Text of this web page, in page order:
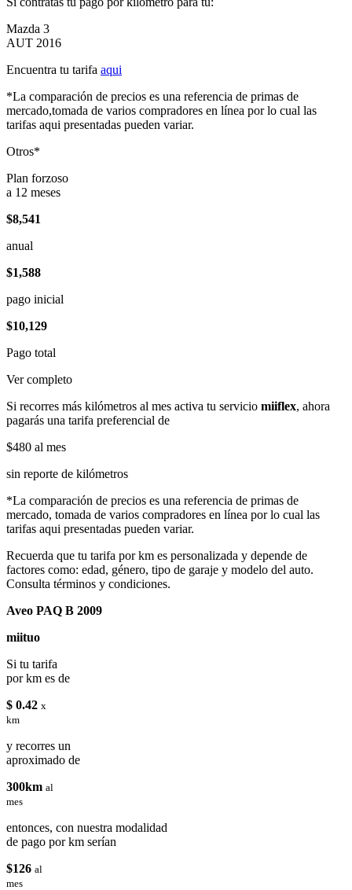
Mazda 3
AUT 2016
Encuentra tu tarifa aqui
*La comparación de precios es una referencia de primas de
mercado,tomada de varios compradores en línea por lo cual las
tarifas aqui presentadas pueden variar.
Otros*
Plan forzoso
a 12 meses
$8,541
anual
$1,588
pago inicial
$10,129
Pago total
Ver completo
Si recorres más kilómetros al mes activa tu servicio miiflex, ahora
pagarás una tarifa preferencial de
$480 al mes
sin reporte de kilómetros
*La comparación de precios es una referencia de primas de
mercado, tomada de varios compradores en línea por lo cual las
tarifas aqui presentadas pueden variar.
Recuerda que tu tarifa por km es personalizada y depende de
factores como: edad, género, tipo de garaje y modelo del auto.
Consulta términos y condiciones.
Aveo PAQ B 2009
miituo
Si tu tarifa
por km es de
$ 0.42 x
km
y recorres un
aproximado de
300km al
mes
entonces, con nuestra modalidad
de pago por km serían
$126 al
mes